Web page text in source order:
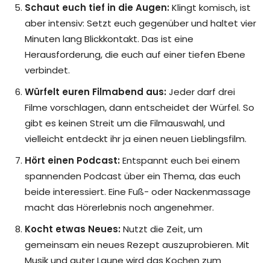
Schaut euch tief in die Augen:Klingt komisch, ist
aber intensiv: Setzt euch gegenüber und haltet vier
Minuten lang Blickkontakt. Das ist eine
Herausforderung, die euch auf einer tiefen Ebene
verbindet.
Würfelt euren Filmabend aus:Jeder darf drei
Filme vorschlagen, dann entscheidet der Würfel. So
gibt es keinen Streit um die Filmauswahl, und
vielleicht entdeckt ihr ja einen neuen Lieblingsfilm.
Hört einen Podcast:Entspannt euch bei einem
spannenden Podcast über ein Thema, das euch
beide interessiert. Eine Fuß- oder Nackenmassage
macht das Hörerlebnis noch angenehmer.
Kocht etwas Neues:Nutzt die Zeit, um
gemeinsam ein neues Rezept auszuprobieren. Mit
Musik und guter Laune wird das Kochen zum